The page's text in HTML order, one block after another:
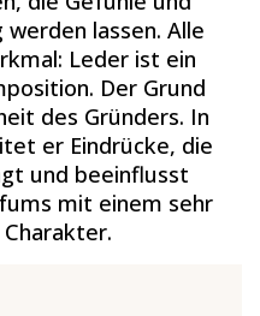
lassen. Alle
Leder ist ein
Der Grund
des Gründers. In
er Eindrücke, die
und beeinflusst
mit einem sehr